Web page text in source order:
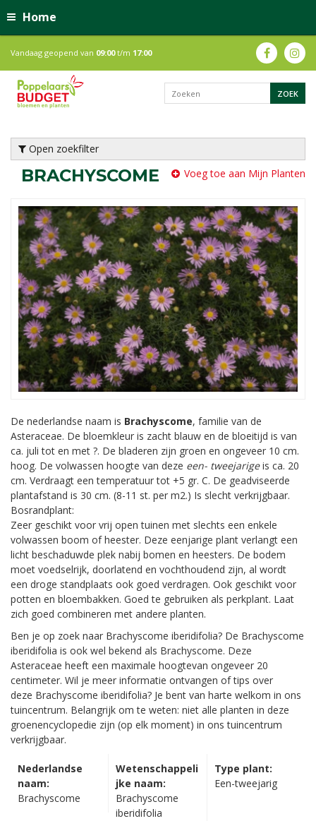
Home
Vandaag geopend van 09:00t/m 17:00
Open zoekfilter
BRACHYSCOME Voeg toe aan Mijn Planten
De nederlandse naam is Brachyscome, familie van de
Asteraceae. De bloemkleur is zacht blauw en de bloeitijd is van
ca. juli tot en met ?. De bladeren zijn groen en ongeveer 10 cm.
hoog. De volwassen hoogte van deze een- tweejarigeis ca. 20
cm. Verdraagt een temperatuur tot +5 gr. C. De geadviseerde
plantafstand is 30 cm. (8-11 st. per m2.) Is slecht verkrijgbaar.
Bosrandplant:
Zeer geschikt voor vrij open tuinen met slechts een enkele
volwassen boom of heester. Deze eenjarige plant verlangt een
licht beschaduwde plek nabij bomen en heesters. De bodem
moet voedselrijk, doorlatend en vochthoudend zijn, al wordt
een droge standplaats ook goed verdragen. Ook geschikt voor
potten en bloembakken. Goed te gebruiken als perkplant. Laat
zich goed combineren met andere planten.
Ben je op zoek naar Brachyscome iberidifolia? De Brachyscome
iberidifolia is ook wel bekend als Brachyscome. Deze
Asteraceae heeft een maximale hoogtevan ongeveer 20
centimeter. Wil je meer informatie ontvangen of tips over
deze Brachyscome iberidifolia? Je bent van harte welkom in ons
tuincentrum. Belangrijk om te weten: niet alle planten in deze
groenencyclopedie zijn (op elk moment) in ons tuincentrum
verkrijgbaar.
Nederlandse
naam:
Brachyscome
Wetenschappeli
jke naam:
Brachyscome
iberidifolia
Type plant:
Een-tweejarig